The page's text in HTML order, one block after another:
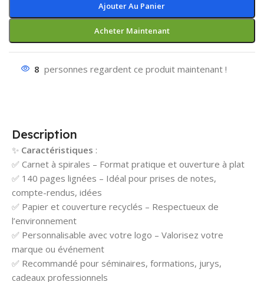
Ajouter Au Panier
Acheter Maintenant
8 personnes regardent ce produit maintenant !
Description
✨ Caractéristiques :
✅ Carnet à spirales – Format pratique et ouverture à plat
✅ 140 pages lignées – Idéal pour prises de notes,
compte-rendus, idées
✅ Papier et couverture recyclés – Respectueux de
l’environnement
✅ Personnalisable avec votre logo – Valorisez votre
marque ou événement
✅ Recommandé pour séminaires, formations, jurys,
cadeaux professionnels